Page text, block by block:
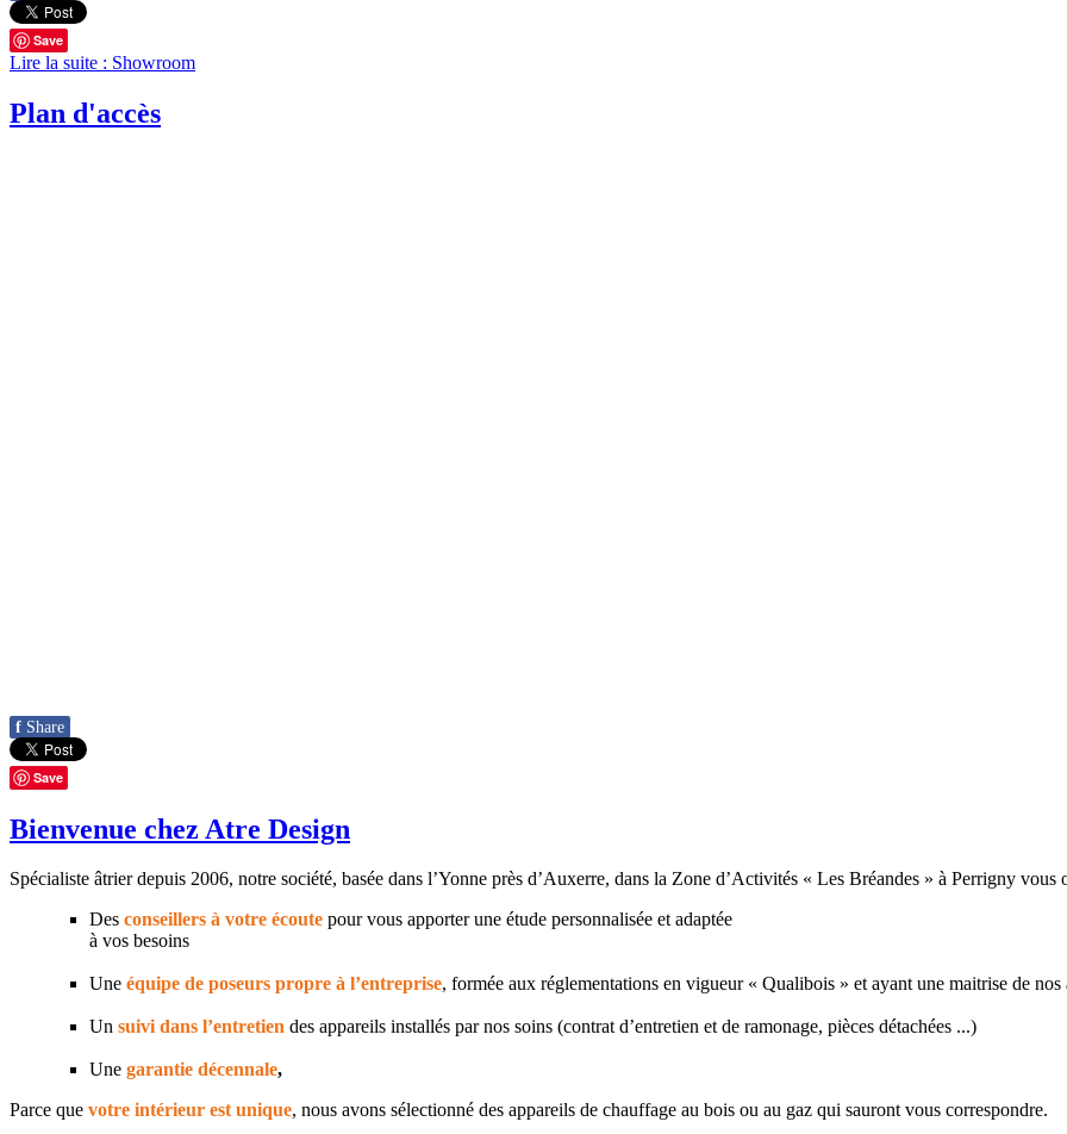
Save
Lire la suite : Showroom
Plan d'accès
f Share
Save
Bienvenue chez Atre Design
Spécialiste âtrier depuis 2006, notre société, basée dans l’Yonne près d’Auxerre, dans la Zone d’Activités « Les Bréandes » à Perrigny
Des conseillers à votre écoute pour vous apporter une étude personnalisée et adaptée
à vos besoins
Une équipe de poseurs propre à l’entreprise, formée aux réglementations en vigueur « Qualibois » et ayant une maitrise de nos
Unsuivi dans l’entretiendes appareils installés par nos soins (contrat d’entretien et de ramonage, pièces détachées ...)
Une garantie décennale,
Parce que votre intérieur est unique, nous avons sélectionné des appareils de chauffage au bois ou au gaz qui sauront vous correspondre.